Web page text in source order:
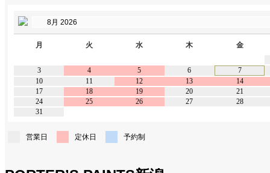
月 火 水 木 金
3
4 5 6 7
10
11 12 13 14
17
18 19 20 21
24
25 26 27 28
31
営業日 定休日 予約制